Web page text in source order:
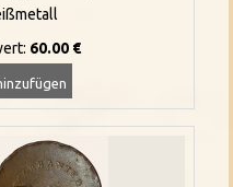
60.00 €